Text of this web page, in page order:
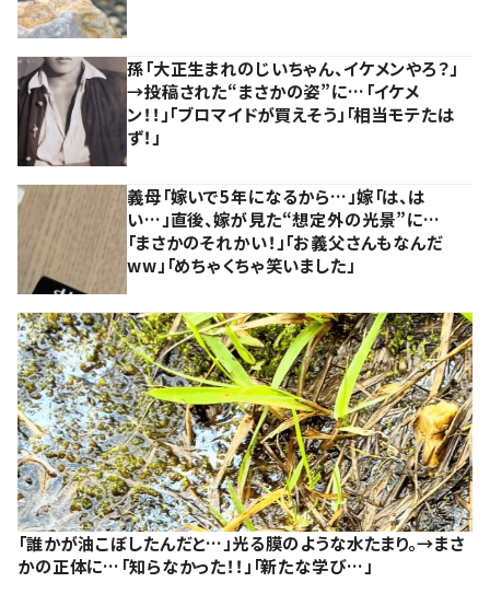
孫「大正生まれのじいちゃん、イケメンやろ？」
→投稿された“まさかの姿”に…「イケメ
ン！！」「ブロマイドが買えそう」「相当モテたは
ず！」
義母「嫁いで5年になるから…」嫁「は、は
い…」直後、嫁が見た“想定外の光景”に…
「まさかのそれかい！」「お義父さんもなんだ
ww」「めちゃくちゃ笑いました」
「誰かが油こぼしたんだと…」光る膜のような水たまり。→まさ
かの正体に…「知らなかった！！」「新たな学び…」